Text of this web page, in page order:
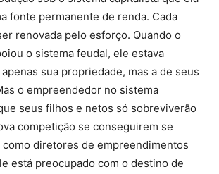
fonte permanente de renda. Cada
renovada pelo esforço. Quando o
o sistema feudal, ele estava
sua propriedade, mas a de seus
o empreendedor no sistema
seus filhos e netos só sobreviverão
competição se conseguirem se
como diretores de empreendimentos
está preocupado com o destino de